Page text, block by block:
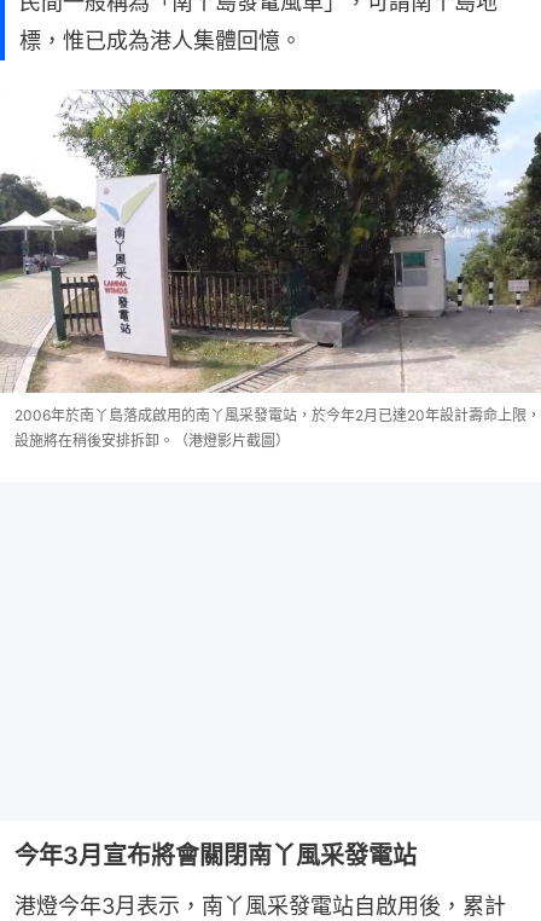
標，惟已成為港人集體回憶。
2006年於南丫島落成啟用的南丫風采發電站，於今年2月已達20年設計壽命上限，
設施將在稍後安排拆卸。（港燈影片截圖）
今年3月宣布將會關閉南丫風采發電站
港燈今年3月表示，南丫風采發電站自啟用後，累計